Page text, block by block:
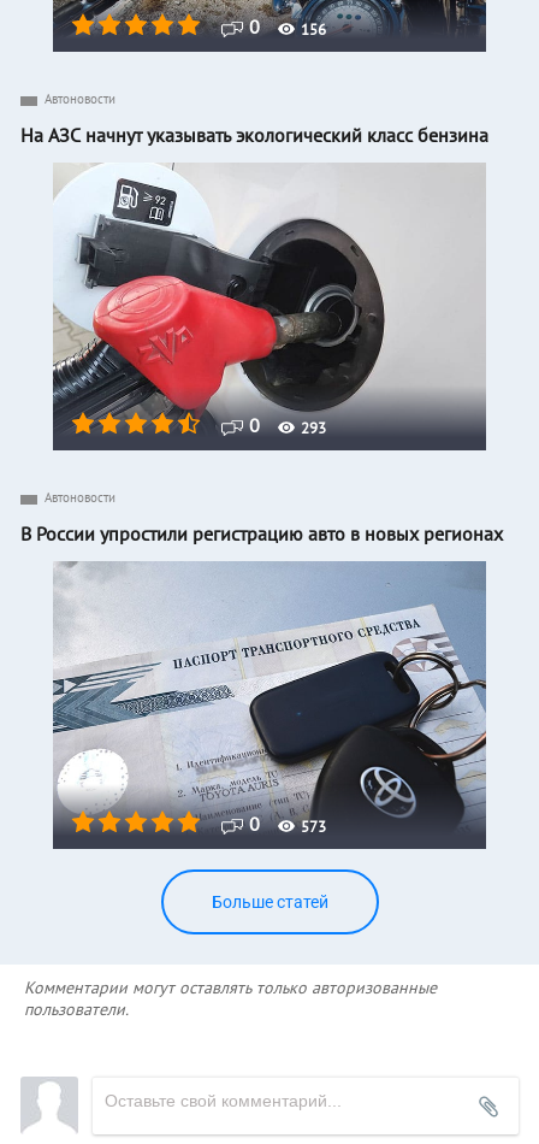
0 156
0 293
Автоновости
На АЗС начнут указывать экологический класс бензина
0 573
Автоновости
В России упростили регистрацию авто в новых регионах
Больше статей
Комментарии могут оставлять только авторизованные
пользователи.